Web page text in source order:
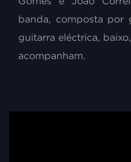
banda, composta por
guitarra eléctrica,
acompanham.